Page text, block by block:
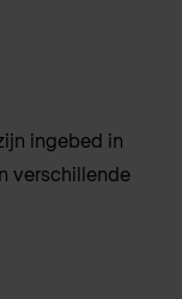
ingebed in
verschillende